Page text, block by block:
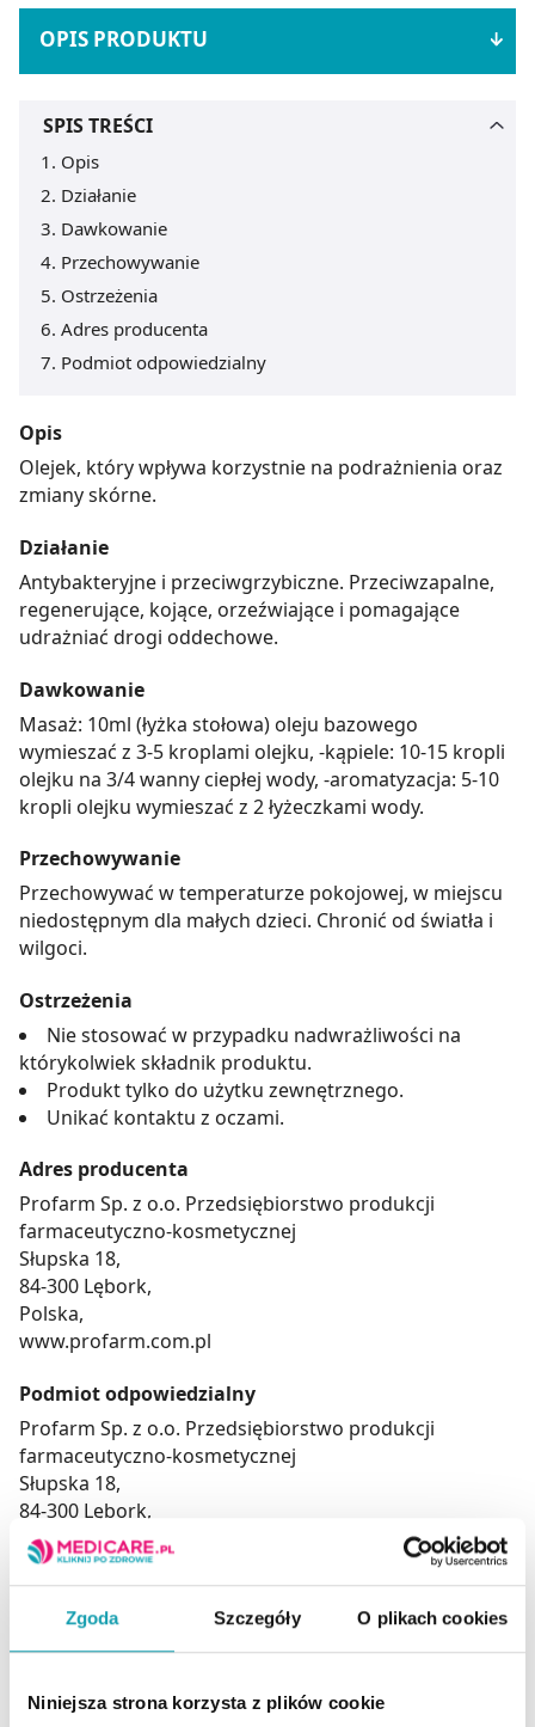
Zgoda Szczegóły O plikach cookies
Niniejsza strona korzysta z plików cookie
OPIS PRODUKTU
SPIS TREŚCI
Opis
Działanie
Dawkowanie
Przechowywanie
Ostrzeżenia
Adres producenta
Podmiot odpowiedzialny
Opis
Olejek, który wpływa korzystnie na podrażnienia oraz
zmiany skórne.
Działanie
Antybakteryjne i przeciwgrzybiczne. Przeciwzapalne,
regenerujące, kojące, orzeźwiające i pomagające
udrażniać drogi oddechowe.
Dawkowanie
Masaż: 10ml (łyżka stołowa) oleju bazowego
wymieszać z 3-5 kroplami olejku, -kąpiele: 10-15 kropli
olejku na 3/4 wanny ciepłej wody, -aromatyzacja: 5-10
kropli olejku wymieszać z 2 łyżeczkami wody.
Przechowywanie
Przechowywać w temperaturze pokojowej, w miejscu
niedostępnym dla małych dzieci. Chronić od światła i
wilgoci.
Ostrzeżenia
Nie stosować w przypadku nadwrażliwości na
którykolwiek składnik produktu.
Produkt tylko do użytku zewnętrznego.
Unikać kontaktu z oczami.
Adres producenta
Profarm Sp. z o.o. Przedsiębiorstwo produkcji
farmaceutyczno-kosmetycznej
Słupska 18,
84-300 Lębork,
Polska,
www.profarm.com.pl
Podmiot odpowiedzialny
Profarm Sp. z o.o. Przedsiębiorstwo produkcji
farmaceutyczno-kosmetycznej
Słupska 18,
84-300 Lębork,
Polska,
www.profarm.com.pl
Rejestracja produktu:
Kosmetyk
odpowiedzialny:
PROFARM LĘBORK